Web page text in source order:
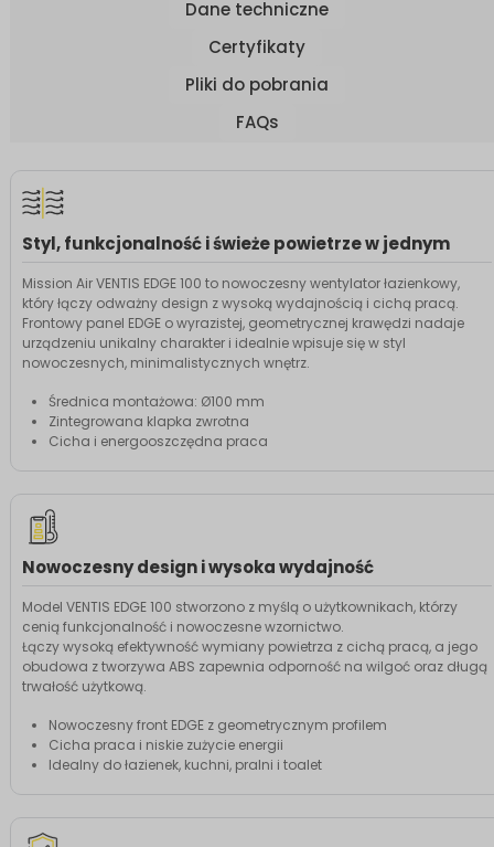
Dane techniczne
Certyfikaty
Pliki do pobrania
FAQs
Styl, funkcjonalność i świeże powietrze w jednym
Mission Air VENTIS EDGE 100 to nowoczesny wentylator łazienkowy,
który łączy odważny design z wysoką wydajnością i cichą pracą.
Frontowy panel EDGE o wyrazistej, geometrycznej krawędzi nadaje
urządzeniu unikalny charakter i idealnie wpisuje się w styl
nowoczesnych, minimalistycznych wnętrz.
Średnica montażowa: Ø100 mm
Zintegrowana klapka zwrotna
Cicha i energooszczędna praca
Nowoczesny design i wysoka wydajność
Model VENTIS EDGE 100 stworzono z myślą o użytkownikach, którzy
cenią funkcjonalność i nowoczesne wzornictwo.
Łączy wysoką efektywność wymiany powietrza z cichą pracą, a jego
obudowa z tworzywa ABS zapewnia odporność na wilgoć oraz długą
trwałość użytkową.
Nowoczesny front EDGE z geometrycznym profilem
Cicha praca i niskie zużycie energii
Idealny do łazienek, kuchni, pralni i toalet